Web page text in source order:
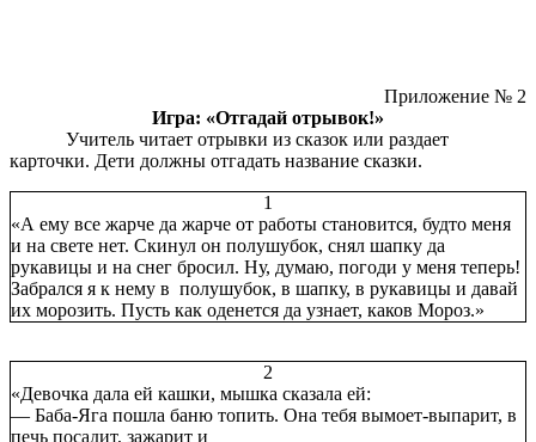
Приложение № 2
Игра: «Отгадай отрывок!»
Учитель читает отрывки из сказок или раздает
карточки. Дети должны отгадать название сказки.
1
«А ему все жарче да жарче от работы становится, будто меня
и на свете нет. Скинул он полушубок, снял шапку да
рукавицы и на снег бросил. Ну, думаю, погоди у меня теперь!
Забрался я к нему в полушубок, в шапку, в рукавицы и давай
их морозить. Пусть как оденется да узнает, каков Мороз.»
2
«Девочка дала ей кашки, мышка сказала ей:
— Баба-Яга пошла баню топить. Она тебя вымоет-выпарит, в
печь посадит, зажарит и